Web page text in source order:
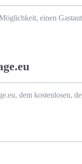
einen
dem kostenlosen,